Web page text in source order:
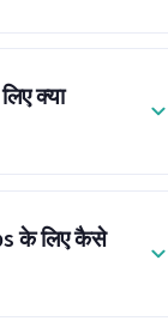
क्या
के लिए कैसे